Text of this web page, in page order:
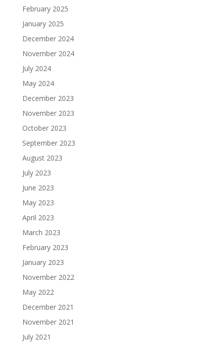
February 2025
January 2025
December 2024
November 2024
July 2024
May 2024
December 2023
November 2023
October 2023
September 2023
August 2023
July 2023
June 2023
May 2023
April 2023
March 2023
February 2023
January 2023
November 2022
May 2022
December 2021
November 2021
July 2021